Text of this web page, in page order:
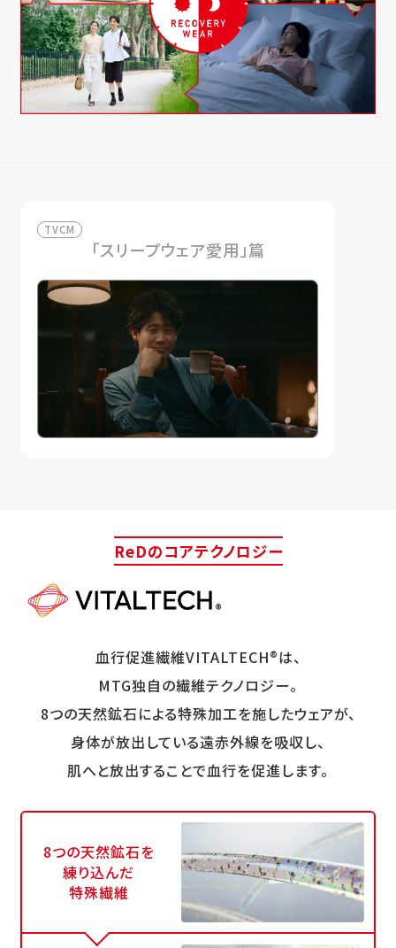
TVCM
「スリープウェア愛用」篇
ReDのコアテクノロジー
血行促進繊維VITALTECH®は、
MTG独自の繊維テクノロジー。
8つの天然鉱石による特殊加工を施したウェアが、
身体が放出している遠赤外線を吸収し、
肌へと放出することで血行を促進します。
8つの天然鉱石を
練り込んだ
特殊繊維